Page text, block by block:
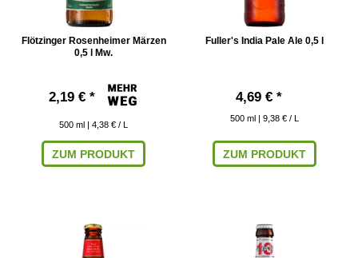
Flötzinger Rosenheimer Märzen
0,5 l Mw.
2,19 € *
500 ml | 4,38 € / L
ZUM PRODUKT
Fuller's India Pale Ale 0,5 l
4,69 € *
500 ml | 9,38 € / L
ZUM PRODUKT